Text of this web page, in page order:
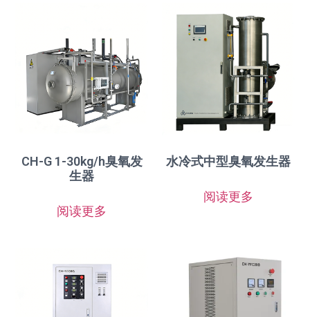
CH-G 1-30kg/h臭氧发
生器
阅读更多
水冷式中型臭氧发生器
阅读更多